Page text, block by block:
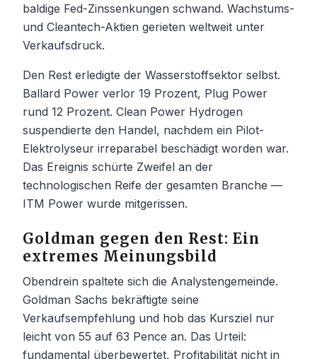
baldige Fed-Zinssenkungen schwand. Wachstums-
und Cleantech-Aktien gerieten weltweit unter
Verkaufsdruck.
Den Rest erledigte der Wasserstoffsektor selbst.
Ballard Power verlor 19 Prozent, Plug Power
rund 12 Prozent. Clean Power Hydrogen
suspendierte den Handel, nachdem ein Pilot-
Elektrolyseur irreparabel beschädigt worden war.
Das Ereignis schürte Zweifel an der
technologischen Reife der gesamten Branche —
ITM Power wurde mitgerissen.
Goldman gegen den Rest: Ein
extremes Meinungsbild
Obendrein spaltete sich die Analystengemeinde.
Goldman Sachs bekräftigte seine
Verkaufsempfehlung und hob das Kursziel nur
leicht von 55 auf 63 Pence an. Das Urteil:
fundamental überbewertet, Profitabilität nicht in